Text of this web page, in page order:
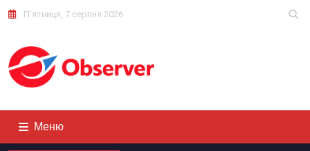
П'ятниця, 7 серпня 2026
Меню